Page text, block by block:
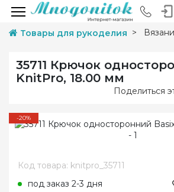
Товары для рукоделия
35711 Крючок
KnitPro, 18.00 мм
Поделиться
-20%
Код товара: knitpro_35711
под заказ 2-3 дня